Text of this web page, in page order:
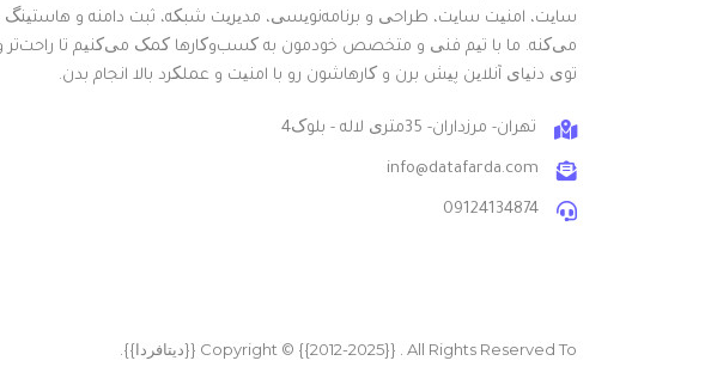
سایت، امنیت سایت، طراحی و برنامه‌نویسی، مدیریت شبکه، ثبت دامنه و هاستینگ
می‌کنه. ما با تیم فنی و متخصص خودمون به کسب‌وکارها کمک می‌کنیم تا راحت‌تر و
توی دنیای آنلاین پیش برن و کارهاشون رو با امنیت و عملکرد بالا انجام بدن.
تهران- مرزداران- 35متری لاله - بلوک4
info@datafarda.com
09124134874
Copyright © {{2012-2025}} . All Rights Reserved To {{دیتافردا}}.